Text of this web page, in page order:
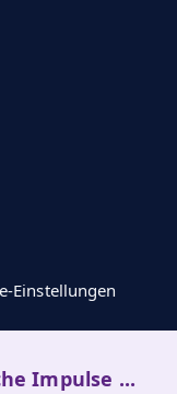
Einstellungen
Impulse ...